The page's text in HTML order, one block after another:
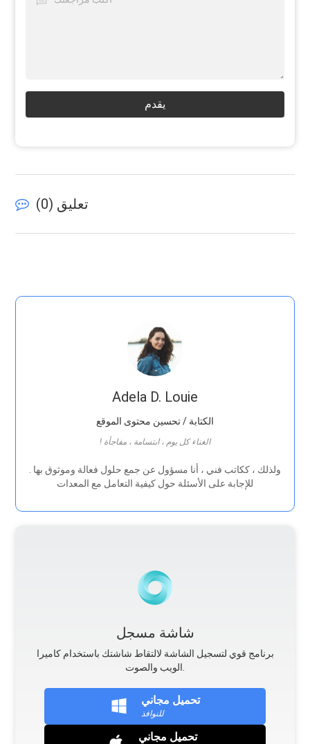
يقدم
تعليق ( 0
)
Adela D. Louie
الكتابة / تحسين محتوى الموقع
! الغناء كل يوم ، ابتسامة ، مفاجأة
للإجابة على الأسئلة حول كيفية التعامل مع المعدات
شاشة مسجل
برنامج قوي لتسجيل الشاشة لالتقاط شاشتك باستخدام كاميرا
تحميل مجاني
للنوافذ
تحميل مجاني